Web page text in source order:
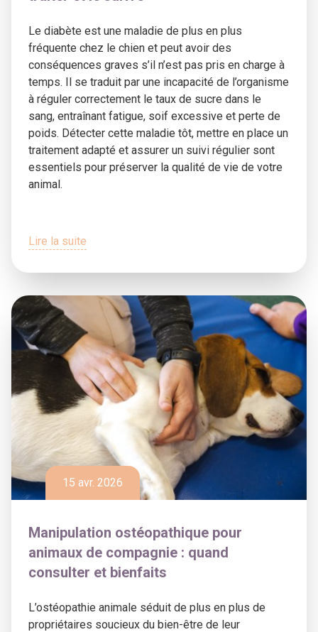
Le diabète est une maladie de plus en plus
fréquente chez le chien et peut avoir des
conséquences graves s’il n’est pas pris en charge à
temps. Il se traduit par une incapacité de l’organisme
à réguler correctement le taux de sucre dans le
sang, entraînant fatigue, soif excessive et perte de
poids. Détecter cette maladie tôt, mettre en place un
traitement adapté et assurer un suivi régulier sont
essentiels pour préserver la qualité de vie de votre
animal.
Lire la suite
15 avr. 2026
Manipulation ostéopathique pour
animaux de compagnie : quand
consulter et bienfaits
L’ostéopathie animale séduit de plus en plus de
propriétaires soucieux du bien-être de leur